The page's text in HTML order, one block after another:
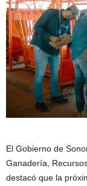
El Gobierno de
Ganadería,
destacó que la